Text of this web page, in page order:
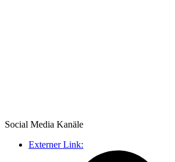
Social Media Kanäle
Externer Link: